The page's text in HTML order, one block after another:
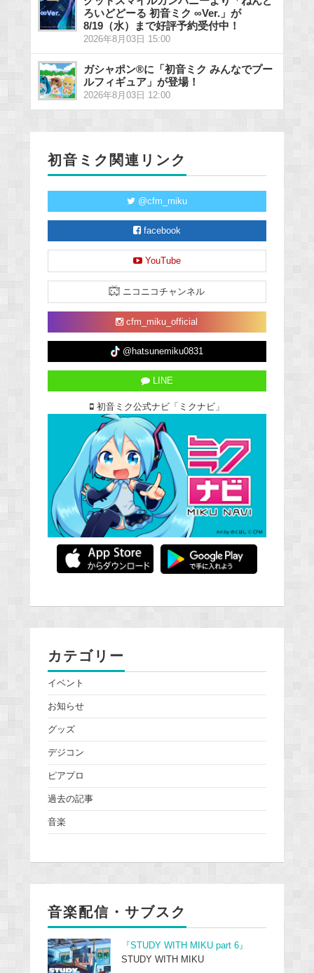
ろいどどーる 初音ミク ∞Ver.」が
8/19（水）まで好評予約受付中！
2026年8月03日 15:00
ガシャポン®に「初音ミク みんなでプー
ルフィギュア」が登場！
2026年8月03日 12:00
初音ミク関連リンク
@cfm_miku
facebook
YouTube
ニコニコチャンネル
cfm_miku_official
@hatsunemiku0831
LINE
初音ミク公式ナビ「ミクナビ」
カテゴリー
イベント
お知らせ
グッズ
デジコン
ピアプロ
過去の記事
音楽
音楽配信・サブスク
『STUDY WITH MIKU part 6』
STUDY WITH MIKU